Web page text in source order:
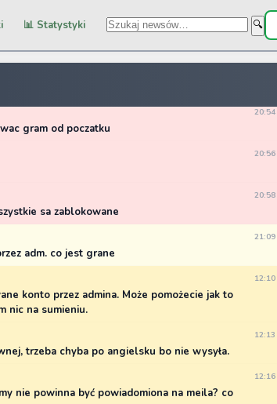
📊 Statystyki 🔍
mnie zablokowal
20:03
20:54
gram od poczatku
20:56
20:58
sa zablokowane
21:09
adm. co jest grane
12:10
konto przez admina. Może pomożecie jak to
nic na sumieniu.
12:13
trzeba chyba po angielsku bo nie wysyła.
12:16
nie powinna być powiadomiona na meila? co